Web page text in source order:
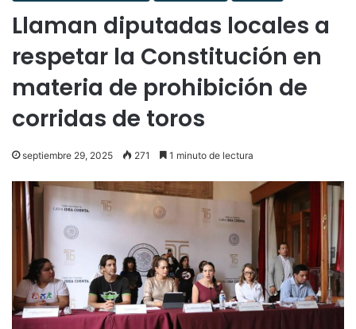
Llaman diputadas locales a
respetar la Constitución en
materia de prohibición de
corridas de toros
septiembre 29, 2025 271 1 minuto de lectura